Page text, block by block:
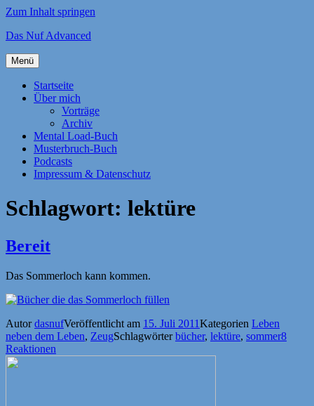
Zum Inhalt springen
Das Nuf Advanced
Menü
Startseite
Über mich
Vorträge
Archiv
Mental Load-Buch
Musterbruch-Buch
Podcasts
Impressum & Datenschutz
Schlagwort: lektüre
Bereit
Das Sommerloch kann kommen.
AutordasnufVeröffentlicht am 15. Juli 2011Kategorien Leben
neben dem Leben, ZeugSchlagwörterbücher, lektüre, sommer8
Reaktionen